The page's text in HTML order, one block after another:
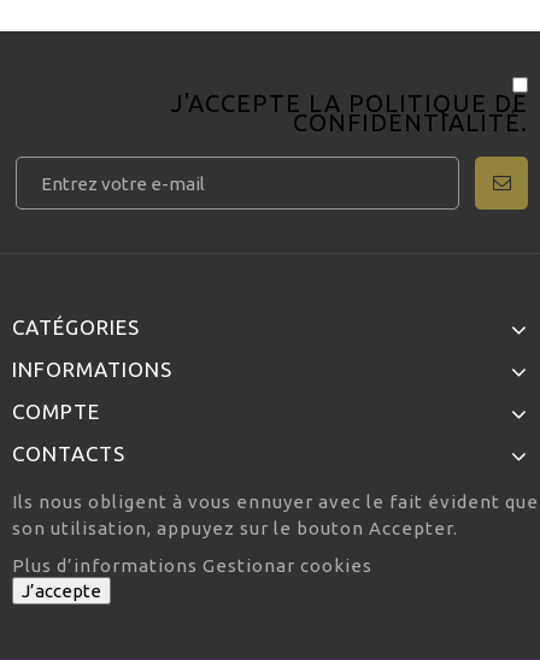
J'ACCEPTE LA POLITIQUE DE
CONFIDENTIALITÉ.
CATÉGORIES
INFORMATIONS
COMPTE
CONTACTS
Ils nous obligent à vous ennuyer avec le fait évident
son utilisation, appuyez sur le bouton Accepter.
Plus d’informations Gestionar cookies
J’accepte